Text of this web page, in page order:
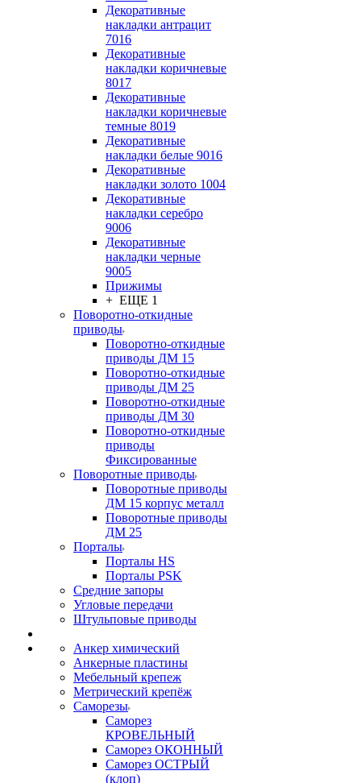
Декоративные
накладки антрацит
7016
Декоративные
накладки коричневые
8017
Декоративные
накладки коричневые
темные 8019
Декоративные
накладки белые 9016
Декоративные
накладки золото 1004
Декоративные
накладки серебро
9006
Декоративные
накладки черные
9005
Прижимы
+ ЕЩЕ 1
Поворотно-откидные
приводы
Поворотно-откидные
приводы ДМ 15
Поворотно-откидные
приводы ДМ 25
Поворотно-откидные
приводы ДМ 30
Поворотно-откидные
приводы
Фиксированные
Поворотные приводы
Поворотные приводы
ДМ 15 корпус металл
Поворотные приводы
ДМ 25
Порталы
Порталы HS
Порталы PSK
Средние запоры
Угловые передачи
Штульповые приводы
Анкер химический
Анкерные пластины
Мебельный крепеж
Метрический крепёж
Саморезы
Саморез
КРОВЕЛЬНЫЙ
Саморез ОКОННЫЙ
Саморез ОСТРЫЙ
(клоп)